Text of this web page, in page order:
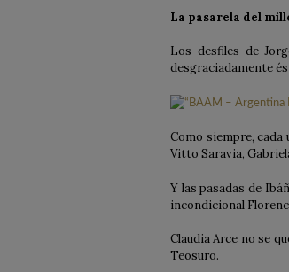
La pasarela del
Los desfiles de
desgraciadamente
Como siempre,
Vitto Saravia,
Y las pasadas de
incondicional
Claudia Arce no se
Teosuro.